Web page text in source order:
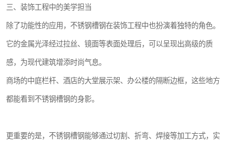
三、装饰工程中的美学担当
除了功能性的应用，不锈钢槽钢在装饰工程中也扮演着独特的角色。
它的金属光泽经过拉丝、镜面等表面处理后，可以呈现出高级的质
感，为现代建筑增添时尚气息。
商场的中庭栏杆、酒店的大堂展示架、办公楼的隔断边框，这些地方
都能看到不锈钢槽钢的身影。
更重要的是，不锈钢槽钢能够通过切割、折弯、焊接等加工方式，实